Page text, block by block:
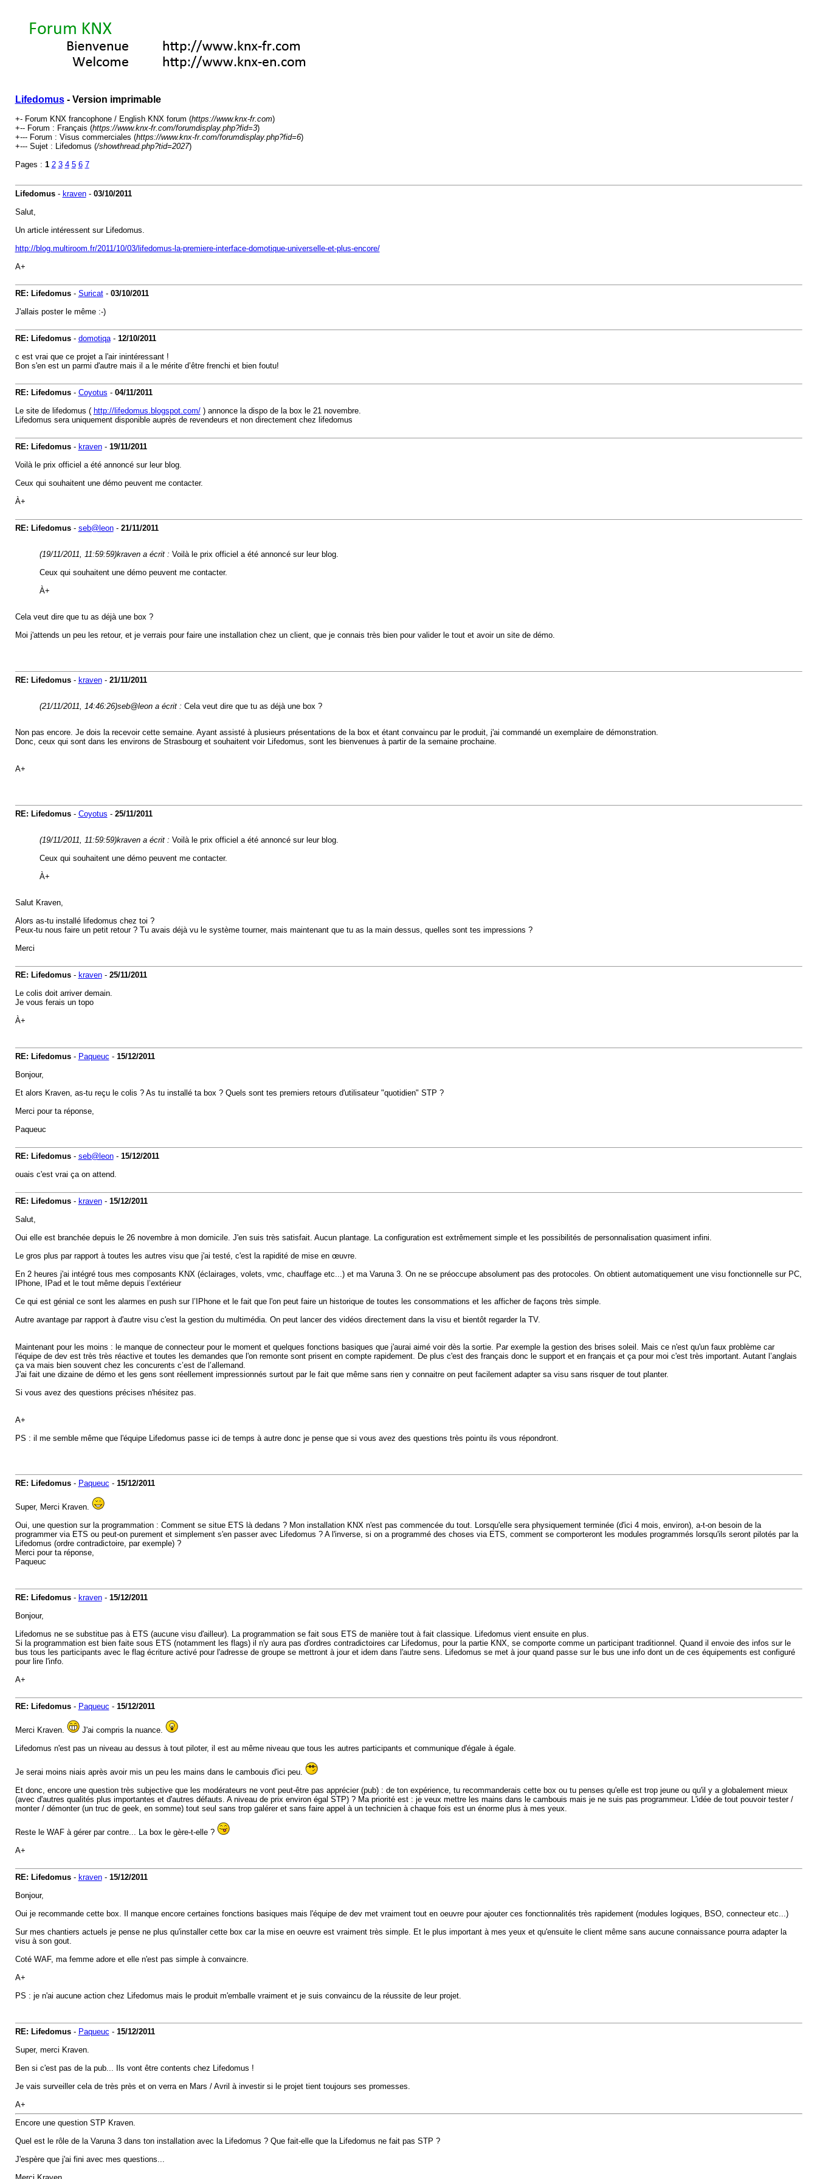
Lifedomus- Version imprimable
+- Forum KNX francophone / English KNX forum (https://www.knx-fr.com)
+-- Forum : Français (https://www.knx-fr.com/forumdisplay.php?fid=3)
+--- Forum : Visus commerciales (https://www.knx-fr.com/forumdisplay.php?fid=6)
+--- Sujet : Lifedomus (/showthread.php?tid=2027)
Pages : 1 2 3 4 5 6 7
Lifedomus- kraven- 03/10/2011
Salut,
Un article intéressent sur Lifedomus.
http://blog.multiroom.fr/2011/10/03/lifedomus-la-premiere-interface-domotique-universelle-et-plus-encore/
A+
RE: Lifedomus- Suricat- 03/10/2011
J'allais poster le même :-)
RE: Lifedomus- domotiqa- 12/10/2011
c est vrai que ce projet a l'air inintéressant !
Bon s'en est un parmi d'autre mais il a le mérite d’être frenchi et bien foutu!
RE: Lifedomus- Coyotus - 04/11/2011
Le site de lifedomus ( http://lifedomus.blogspot.com/) annonce la dispo de la box le 21 novembre.
Lifedomus sera uniquement disponible auprès de revendeurs et non directement chez lifedomus
RE: Lifedomus- kraven- 19/11/2011
Voilà le prix officiel a été annoncé sur leur blog.
Ceux qui souhaitent une démo peuvent me contacter.
À+
RE: Lifedomus- seb@leon- 21/11/2011
(19/11/2011, 11:59:59)kraven a écrit : Voilà le prix officiel a été annoncé sur leur blog.
Ceux qui souhaitent une démo peuvent me contacter.
À+
Cela veut dire que tu as déjà une box ?
Moi j'attends un peu les retour, et je verrais pour faire une installation chez un client, que je connais très bien pour valider le tout et avoir un site de démo.
RE: Lifedomus- kraven- 21/11/2011
(21/11/2011, 14:46:26)seb@leon a écrit : Cela veut dire que tu as déjà une box ?
Non pas encore. Je dois la recevoir cette semaine. Ayant assisté à plusieurs présentations de la box et étant convaincu par le produit, j'ai commandé un exemplaire de démonstration.
Donc, ceux qui sont dans les environs de Strasbourg et souhaitent voir Lifedomus, sont les bienvenues à partir de la semaine prochaine.
A+
RE: Lifedomus- Coyotus - 25/11/2011
(19/11/2011, 11:59:59)kraven a écrit : Voilà le prix officiel a été annoncé sur leur blog.
Ceux qui souhaitent une démo peuvent me contacter.
À+
Salut Kraven,
Alors as-tu installé lifedomus chez toi ?
Peux-tu nous faire un petit retour ? Tu avais déjà vu le système tourner, mais maintenant que tu as la main dessus, quelles sont tes impressions ?
Merci
RE: Lifedomus- kraven- 25/11/2011
Le colis doit arriver demain.
Je vous ferais un topo
À+
RE: Lifedomus- Paqueuc - 15/12/2011
Bonjour,
Et alors Kraven, as-tu reçu le colis ? As tu installé ta box ? Quels sont tes premiers retours d'utilisateur "quotidien" STP ?
Merci pour ta réponse,
Paqueuc
RE: Lifedomus- seb@leon- 15/12/2011
ouais c'est vrai ça on attend.
RE: Lifedomus- kraven- 15/12/2011
Salut,
Oui elle est branchée depuis le 26 novembre à mon domicile. J'en suis très satisfait. Aucun plantage. La configuration est extrêmement simple et les possibilités de personnalisation quasiment infini.
Le gros plus par rapport à toutes les autres visu que j'ai testé, c'est la rapidité de mise en œuvre.
En 2 heures j'ai intégré tous mes composants KNX (éclairages, volets, vmc, chauffage etc...) et ma Varuna 3. On ne se préoccupe absolument pas des protocoles. On obtient automatiquement une visu fonctionnelle sur PC,
IPhone, IPad et le tout même depuis l’extérieur
Ce qui est génial ce sont les alarmes en push sur l’IPhone et le fait que l'on peut faire un historique de toutes les consommations et les afficher de façons très simple.
Autre avantage par rapport à d'autre visu c'est la gestion du multimédia. On peut lancer des vidéos directement dans la visu et bientôt regarder la TV.
Maintenant pour les moins : le manque de connecteur pour le moment et quelques fonctions basiques que j'aurai aimé voir dès la sortie. Par exemple la gestion des brises soleil. Mais ce n'est qu'un faux problème car
l'équipe de dev est très très réactive et toutes les demandes que l'on remonte sont prisent en compte rapidement. De plus c'est des français donc le support et en français et ça pour moi c'est très important. Autant l’anglais
ça va mais bien souvent chez les concurents c’est de l’allemand.
J'ai fait une dizaine de démo et les gens sont réellement impressionnés surtout par le fait que même sans rien y connaitre on peut facilement adapter sa visu sans risquer de tout planter.
Si vous avez des questions précises n'hésitez pas.
A+
PS : il me semble même que l'équipe Lifedomus passe ici de temps à autre donc je pense que si vous avez des questions très pointu ils vous répondront.
RE: Lifedomus- Paqueuc - 15/12/2011
Super, Merci Kraven.
Oui, une question sur la programmation : Comment se situe ETS là dedans ? Mon installation KNX n'est pas commencée du tout. Lorsqu'elle sera physiquement terminée (d'ici 4 mois, environ), a-t-on besoin de la
programmer via ETS ou peut-on purement et simplement s'en passer avec Lifedomus ? A l'inverse, si on a programmé des choses via ETS, comment se comporteront les modules programmés lorsqu'ils seront pilotés par la
Lifedomus (ordre contradictoire, par exemple) ?
Merci pour ta réponse,
Paqueuc
RE: Lifedomus- kraven- 15/12/2011
Bonjour,
Lifedomus ne se substitue pas à ETS (aucune visu d'ailleur). La programmation se fait sous ETS de manière tout à fait classique. Lifedomus vient ensuite en plus.
Si la programmation est bien faite sous ETS (notamment les flags) il n'y aura pas d'ordres contradictoires car Lifedomus, pour la partie KNX, se comporte comme un participant traditionnel. Quand il envoie des infos sur le
bus tous les participants avec le flag écriture activé pour l'adresse de groupe se mettront à jour et idem dans l'autre sens. Lifedomus se met à jour quand passe sur le bus une info dont un de ces équipements est configuré
pour lire l'info.
A+
RE: Lifedomus- Paqueuc - 15/12/2011
Merci Kraven.
J'ai compris la nuance.
Lifedomus n'est pas un niveau au dessus à tout piloter, il est au même niveau que tous les autres participants et communique d'égale à égale.
Je serai moins niais après avoir mis un peu les mains dans le cambouis d'ici peu.
Et donc, encore une question très subjective que les modérateurs ne vont peut-être pas apprécier (pub) : de ton expérience, tu recommanderais cette box ou tu penses qu'elle est trop jeune ou qu'il y a globalement mieux
(avec d'autres qualités plus importantes et d'autres défauts. A niveau de prix environ égal STP) ? Ma priorité est : je veux mettre les mains dans le cambouis mais je ne suis pas programmeur. L'idée de tout pouvoir tester /
monter / démonter (un truc de geek, en somme) tout seul sans trop galérer et sans faire appel à un technicien à chaque fois est un énorme plus à mes yeux.
Reste le WAF à gérer par contre... La box le gère-t-elle ?
A+
RE: Lifedomus- kraven- 15/12/2011
Bonjour,
Oui je recommande cette box. Il manque encore certaines fonctions basiques mais l'équipe de dev met vraiment tout en oeuvre pour ajouter ces fonctionnalités très rapidement (modules logiques, BSO, connecteur etc...)
Sur mes chantiers actuels je pense ne plus qu'installer cette box car la mise en oeuvre est vraiment très simple. Et le plus important à mes yeux et qu'ensuite le client même sans aucune connaissance pourra adapter la
visu à son gout.
Coté WAF, ma femme adore et elle n'est pas simple à convaincre.
A+
PS : je n'ai aucune action chez Lifedomus mais le produit m'emballe vraiment et je suis convaincu de la réussite de leur projet.
RE: Lifedomus- Paqueuc - 15/12/2011
Super, merci Kraven.
Ben si c'est pas de la pub... Ils vont être contents chez Lifedomus !
Je vais surveiller cela de très près et on verra en Mars / Avril à investir si le projet tient toujours ses promesses.
A+
Encore une question STP Kraven.
Quel est le rôle de la Varuna 3 dans ton installation avec la Lifedomus ? Que fait-elle que la Lifedomus ne fait pas STP ?
J'espère que j'ai fini avec mes questions...